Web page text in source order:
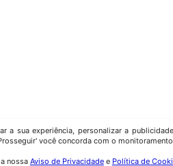
a sua experiência, personalizar a
você concorda com o
nossa Aviso de Privacidadee Política de